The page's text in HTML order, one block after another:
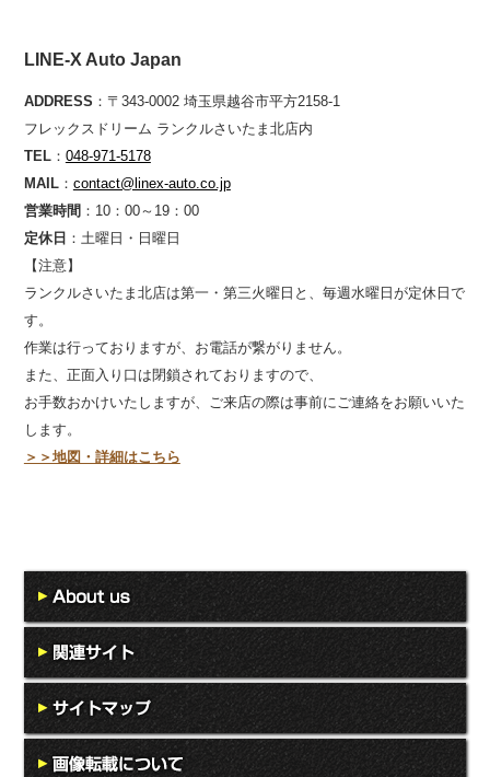
LINE-X Auto Japan
ADDRESS ：〒343-0002 埼玉県越谷市平方2158-1
フレックスドリーム ランクルさいたま北店内
TEL： 048-971-5178
MAIL： contact@linex-auto.co.jp
営業時間 ：10：00～19：00
定休日 ：土曜日・日曜日
【注意】
ランクルさいたま北店は第一・第三火曜日と、毎週水曜日が定休日で
す。
作業は行っておりますが、お電話が繋がりません。
また、正面入り口は閉鎖されておりますので、
お手数おかけいたしますが、ご来店の際は事前にご連絡をお願いいた
します。
＞＞地図・詳細はこちら